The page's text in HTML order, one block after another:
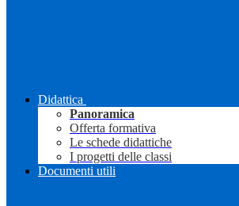
Didattica
Panoramica
Offerta formativa
Le schede didattiche
I progetti delle classi
Documenti utili